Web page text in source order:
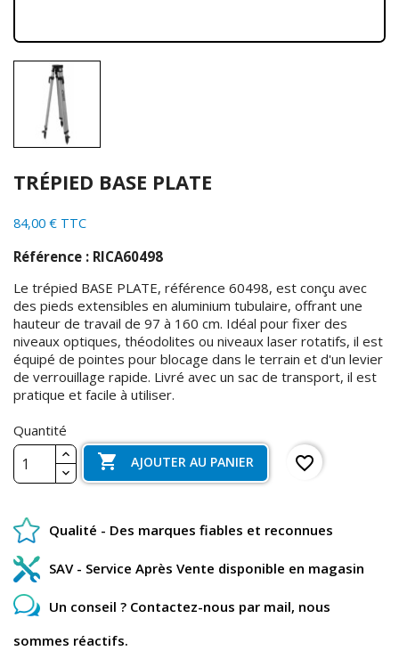
TRÉPIED BASE PLATE
84,00 € TTC
Référence : RICA60498
Le trépied BASE PLATE, référence 60498, est conçu avec
des pieds extensibles en aluminium tubulaire, offrant une
hauteur de travail de 97 à 160 cm. Idéal pour fixer des
niveaux optiques, théodolites ou niveaux laser rotatifs, il est
équipé de pointes pour blocage dans le terrain et d'un levier
de verrouillage rapide. Livré avec un sac de transport, il est
pratique et facile à utiliser.
Quantité
 AJOUTER AU PANIER favorite_border
Qualité - Des marques fiables et reconnues
SAV - Service Après Vente disponible en magasin
Un conseil ? Contactez-nous par mail, nous
sommes réactifs.